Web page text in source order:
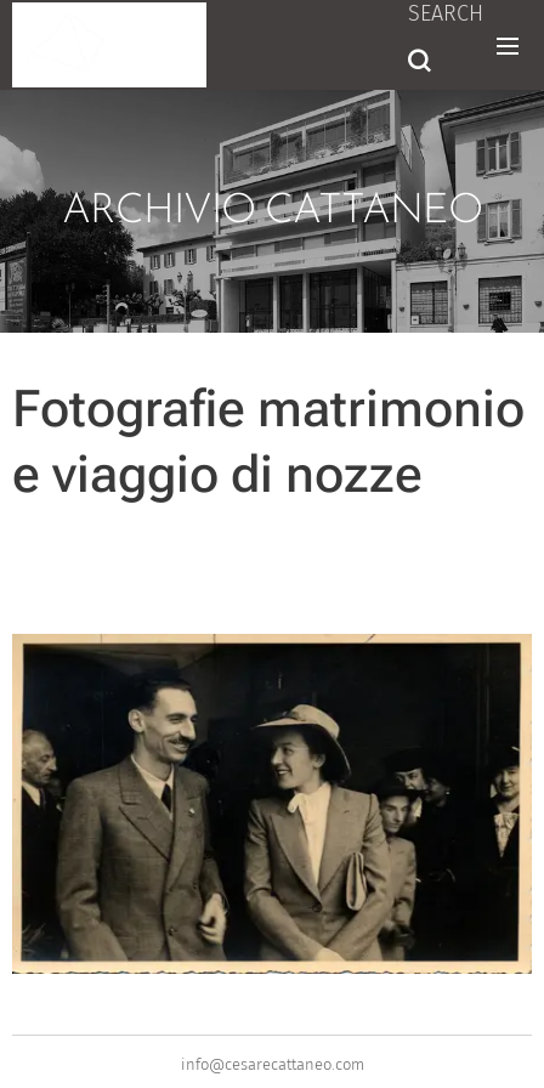
SEARCH
ARCHIVIO CATTANEO
Fotografie matrimonio
e viaggio di nozze
info@cesarecattaneo.com